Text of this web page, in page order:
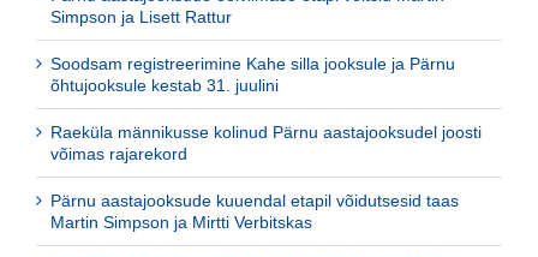
Simpson ja Lisett Rattur
Soodsam registreerimine Kahe silla jooksule ja Pärnu
õhtujooksule kestab 31. juulini
Raeküla männikusse kolinud Pärnu aastajooksudel joosti
võimas rajarekord
Pärnu aastajooksude kuuendal etapil võidutsesid taas
Martin Simpson ja Mirtti Verbitskas